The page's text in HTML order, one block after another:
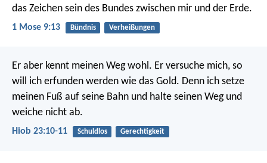
das Zeichen sein des Bundes zwischen mir und der Erde.
1 Mose 9:13 Bündnis Verheißungen
Er aber kennt meinen Weg wohl. Er versuche mich, so
will ich erfunden werden wie das Gold. Denn ich setze
meinen Fuß auf seine Bahn und halte seinen Weg und
weiche nicht ab.
Hiob 23:10-11 Schuldlos Gerechtigkeit